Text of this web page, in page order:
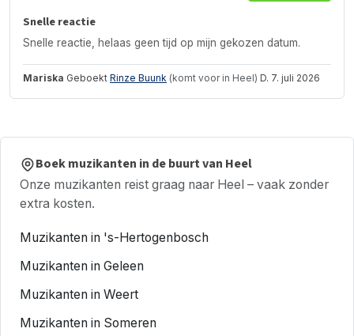
Snelle reactie
Snelle reactie, helaas geen tijd op mijn gekozen datum.
Mariska Geboekt Rinze Buunk (komt voor in Heel) D. 7. juli 2026
Boek muzikanten in de buurt van Heel
Onze muzikanten reist graag naar Heel – vaak zonder
extra kosten.
Muzikanten in 's-Hertogenbosch
Muzikanten in Geleen
Muzikanten in Weert
Muzikanten in Someren